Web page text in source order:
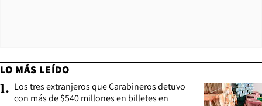
LO MÁS LEÍDO
1. Los tres extranjeros que Carabineros detuvo
con más de $540 millones en billetes en